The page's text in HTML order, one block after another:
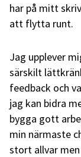
har på mitt
att flytta runt.
Jag upplever
särskilt
feedback och
jag kan bidra
bygga gott
min närmaste
stort allvar